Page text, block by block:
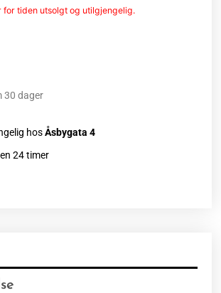
for tiden utsolgt og utilgjengelig.
30 dager
hosÅsbygata 4
24 timer